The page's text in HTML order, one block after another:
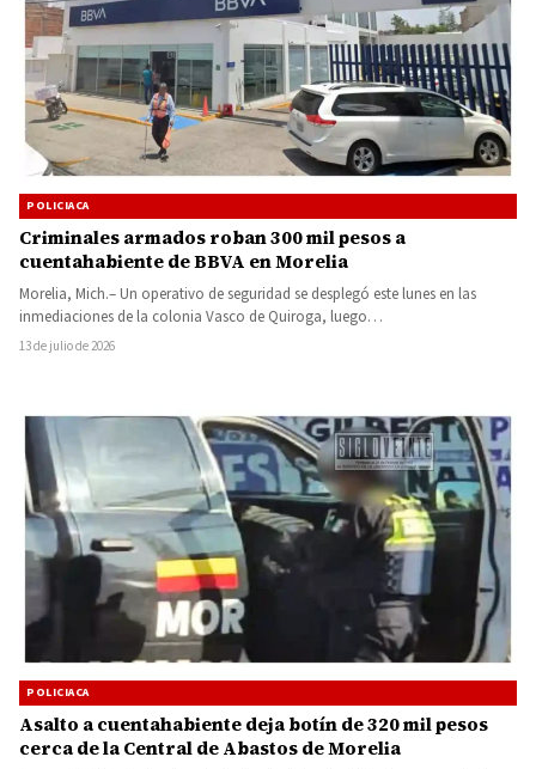
POLICIACA
Criminales armados roban 300 mil pesos a
cuentahabiente de BBVA en Morelia
Morelia, Mich.– Un operativo de seguridad se desplegó este lunes en las
inmediaciones de la colonia Vasco de Quiroga, luego…
13 de julio de 2026
POLICIACA
Asalto a cuentahabiente deja botín de 320 mil pesos
cerca de la Central de Abastos de Morelia